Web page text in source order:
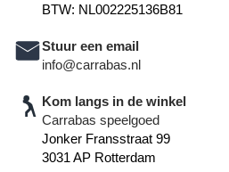
BTW: NL002225136B81
Stuur een email
info@carrabas.nl
Kom langs in de winkel
Carrabas speelgoed
Jonker Fransstraat 99
3031 AP Rotterdam